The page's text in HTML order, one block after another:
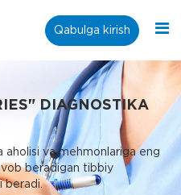
Qabulga kirish
DIAGNOSTIKA
aholisi va mehmonlariga eng
beradigan tibbiy
beradi.